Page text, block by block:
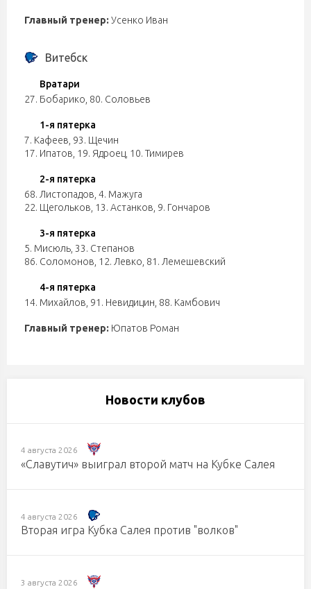
Главный тренер: Усенко Иван
Витебск
Вратари
27. Бобарико 80. Соловьев
1-я пятерка
7. Кафеев 93. Щечин
17. Ипатов 19. Ядроец 10. Тимирев
2-я пятерка
68. Листопадов 4. Мажуга
22. Щегольков 13. Астанков 9. Гончаров
3-я пятерка
5. Мисюль 33. Степанов
86. Соломонов 12. Левко 81. Лемешевский
4-я пятерка
14. Михайлов 91. Невидицин 88. Камбович
Главный тренер: Юпатов Роман
Новости клубов
4 августа 2026
«Славутич» выиграл второй матч на Кубке Салея
4 августа 2026
Вторая игра Кубка Салея против "волков"
3 августа 2026